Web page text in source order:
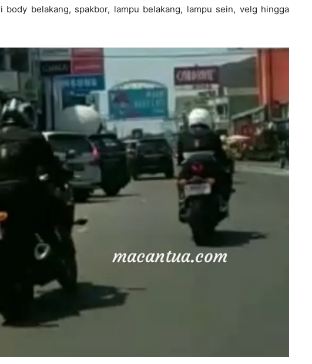
body belakang, spakbor, lampu belakang, lampu sein, velg hingga